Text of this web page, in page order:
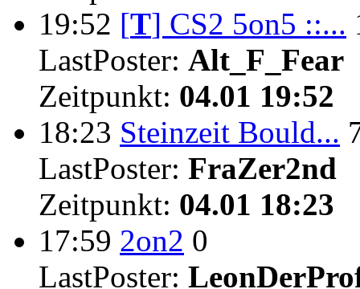
19:52 [T] CS2 5on5 ::...
LastPoster: Alt_F_Fear
Zeitpunkt: 04.01 19:52
18:23 Steinzeit Bould...
LastPoster: FraZer2nd
Zeitpunkt: 04.01 18:23
17:59 2on2 0
LastPoster: